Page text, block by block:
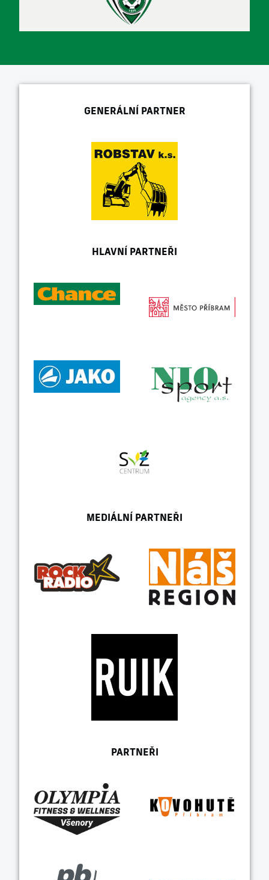
GENERÁLNÍ PARTNER
HLAVNÍ PARTNEŘI
MEDIÁLNÍ PARTNEŘI
PARTNEŘI